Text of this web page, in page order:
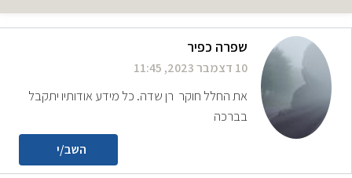
שפרה כפיר
10 דצמבר 2023, 11:45
את החלל חוקר רן שדה. כל מידע אודותיו יתקבל
בברכה
השב/י